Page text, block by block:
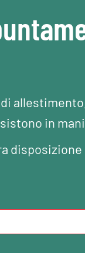
in
disposizione